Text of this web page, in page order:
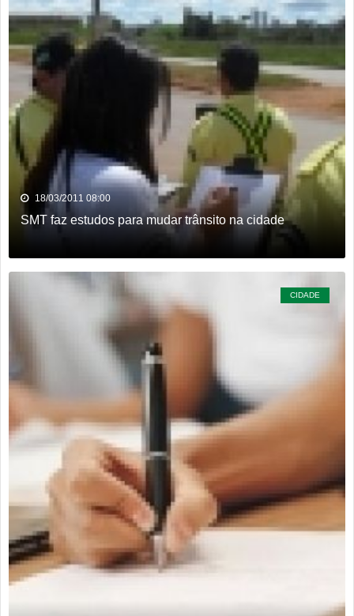
18/03/2011 08:00
SMT faz estudos para mudar trânsito na cidade
CIDADE